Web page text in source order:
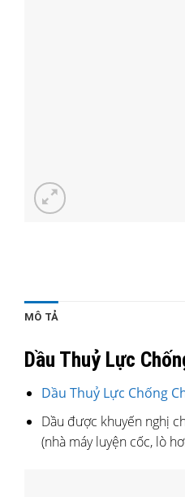
MÔ TẢ
Dầu Thuỷ Lực
Dầu Thuỷ Lực Chống
Dầu được khuyến nghị
(nhà máy luyện cốc, lò